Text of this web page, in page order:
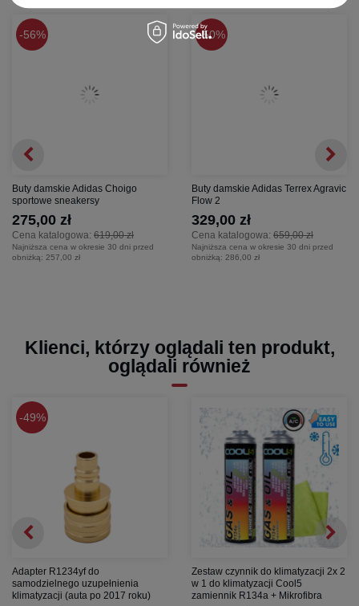
56%
Buty damskie Adidas Choigo
sportowe sneakersy
Cena katalogowa: 619,00 zł
275,00 zł
Najniższa cena w okresie 30 dni przed
obniżką: 257,00 zł
50%
Buty damskie Adidas Terrex Agravic
Flow 2
Cena katalogowa: 659,00 zł
329,00 zł
Najniższa cena w okresie 30 dni przed
obniżką: 286,00 zł
Klienci, którzy oglądali ten produkt,
oglądali również
49%
Adapter R1234yf do
samodzielnego uzupełnienia
klimatyzacji (auta po 2017 roku)
Zestaw czynnik do klimatyzacji 2x 2
w 1 do klimatyzacji Cool5
zamiennik R134a + Mikrofibra